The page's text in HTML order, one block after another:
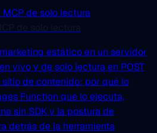
estático en un servidor
vivo y de solo lectura en POST
de contenido: por qué lo
Function que lo ejecuta,
sin SDK y la postura de
detrás de la herramienta